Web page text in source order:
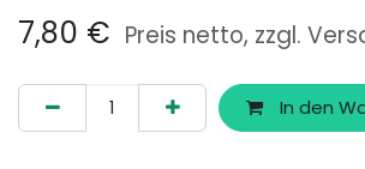
7,80 € Preis netto, zzgl.
In den